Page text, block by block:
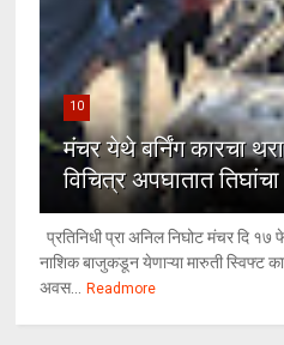
10
मंचर येथे बर्निंग कारचा
विचित्र अपघातात
प्रतिनिधी प्रा अनिल निघोट मंचर दि
नाशिक बाजुकडून येणाऱ्या मारुती
अवस... Readmore